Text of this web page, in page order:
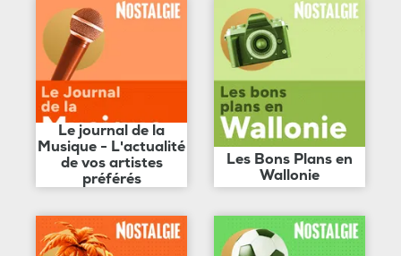
Le journal de la
Musique - L'actualité
de vos artistes
préférés
Les Bons Plans en
Wallonie